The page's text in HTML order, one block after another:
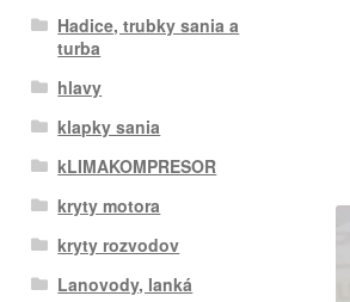
Hadice, trubky sania a
turba
hlavy
klapky sania
kLIMAKOMPRESOR
kryty motora
kryty rozvodov
Lanovody, lanká